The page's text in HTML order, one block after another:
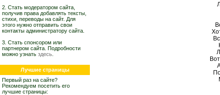
2. Стать модератором сайта,
получив права добавлять тексты,
стихи, переводы на сайт. Для
этого нужно отправить свои
контакты администратору сайта.
3. Стать спонсором или
партнером сайта. Подробности
можно узнать здесь
Лучшие страницы
Первый раз на сайте?
Рекомендуем посетить его
лучшие страницы: